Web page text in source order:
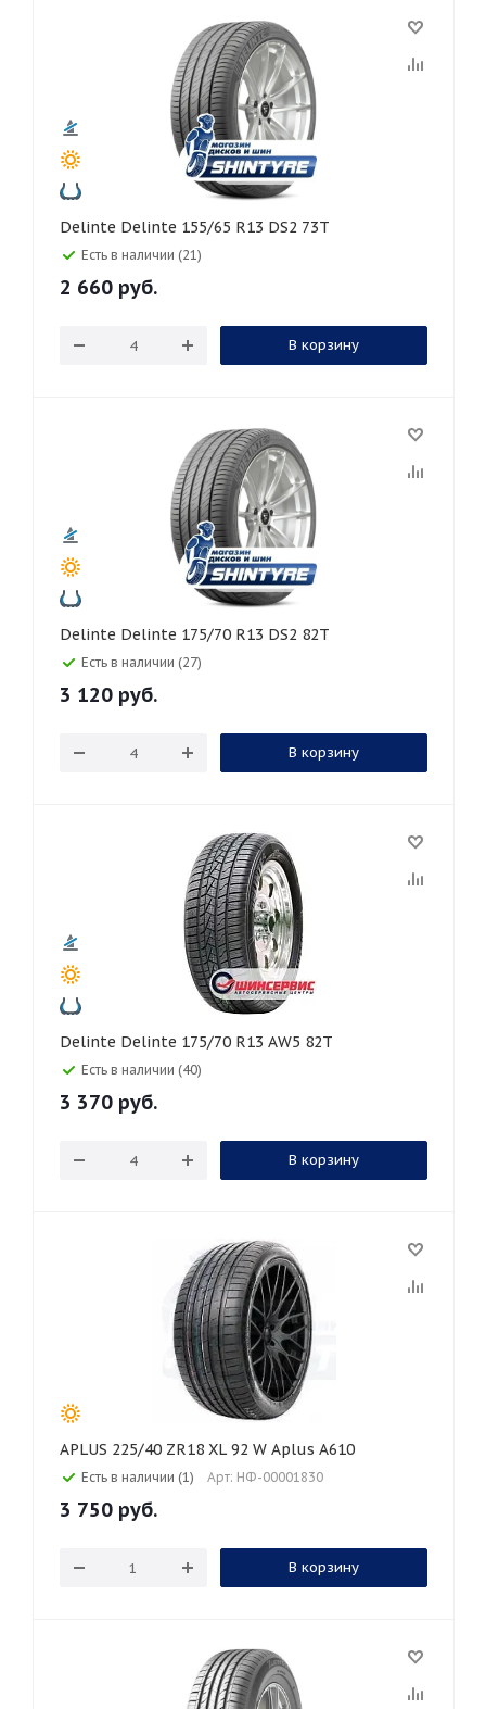
Delinte Delinte 155/65 R13 DS2 73T
Есть в наличии (21)
2 660 руб.
В корзину
Delinte Delinte 175/70 R13 DS2 82T
Есть в наличии (27)
3 120 руб.
В корзину
Delinte Delinte 175/70 R13 AW5 82T
Есть в наличии (40)
3 370 руб.
В корзину
APLUS 225/40 ZR18 XL 92 W Aplus A610
Есть в наличии (1) Арт: НФ-00001830
3 750 руб.
В корзину